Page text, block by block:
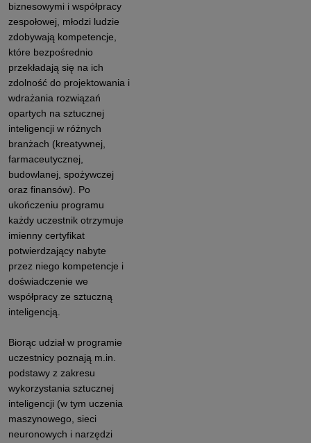
biznesowymi i współpracy
zespołowej, młodzi ludzie
zdobywają kompetencje,
które bezpośrednio
przekładają się na ich
zdolność do projektowania i
wdrażania rozwiązań
opartych na sztucznej
inteligencji w różnych
branżach (kreatywnej,
farmaceutycznej,
budowlanej, spożywczej
oraz finansów). Po
ukończeniu programu
każdy uczestnik otrzymuje
imienny certyfikat
potwierdzający nabyte
przez niego kompetencje i
doświadczenie we
współpracy ze sztuczną
inteligencją.
Biorąc udział w programie
uczestnicy poznają m.in.
podstawy z zakresu
wykorzystania sztucznej
inteligencji (w tym uczenia
maszynowego, sieci
neuronowych i narzędzi